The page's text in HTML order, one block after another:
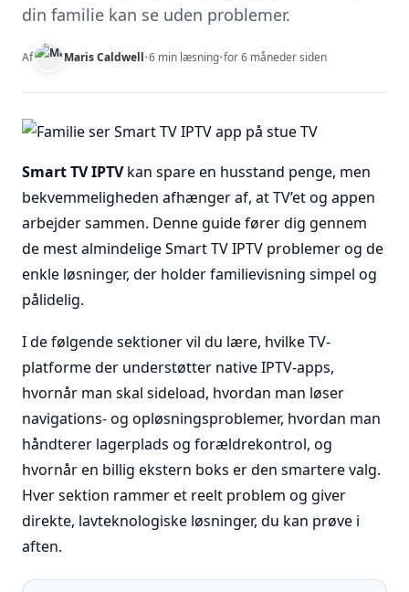
din familie kan se uden problemer.
Af Maris Caldwell•6 min læsning•for 6 måneder siden
Smart TV IPTVkan spare en husstand penge, men
bekvemmeligheden afhænger af, at TV’et og appen
arbejder sammen. Denne guide fører dig gennem
de mest almindelige Smart TV IPTV problemer og de
enkle løsninger, der holder familievisning simpel og
pålidelig.
I de følgende sektioner vil du lære, hvilke TV-
platforme der understøtter native IPTV-apps,
hvornår man skal sideload, hvordan man løser
navigations- og opløsningsproblemer, hvordan man
håndterer lagerplads og forældrekontrol, og
hvornår en billig ekstern boks er den smartere valg.
Hver sektion rammer et reelt problem og giver
direkte, lavteknologiske løsninger, du kan prøve i
aften.